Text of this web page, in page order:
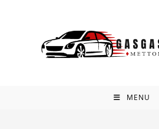
MENU